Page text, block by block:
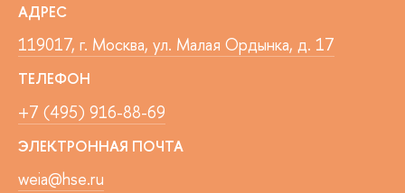
АДРЕС
119017, г. Москва, ул. Малая Ордынка, д. 17
ТЕЛЕФОН
+7 (495) 916-88-69
ЭЛЕКТРОННАЯ ПОЧТА
weia@hse.ru